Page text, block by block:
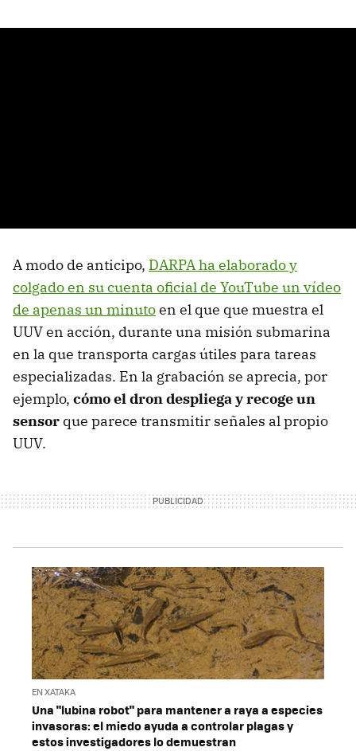
A modo de anticipo, DARPA ha elaborado y
colgado en su cuenta oficial de YouTube un vídeo
de apenas un minutoen el que que muestra el
UUV en acción, durante una misión submarina
en la que transporta cargas útiles para tareas
especializadas. En la grabación se aprecia, por
ejemplo, cómo el dron despliega y recoge un
sensor que parece transmitir señales al propio
UUV.
EN XATAKA
Una "lubina robot" para mantener a raya a especies
invasoras: el miedo ayuda a controlar plagas y
estos investigadores lo demuestran